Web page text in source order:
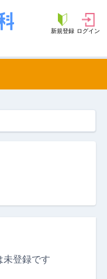
新規登録 ログイン
未登録です